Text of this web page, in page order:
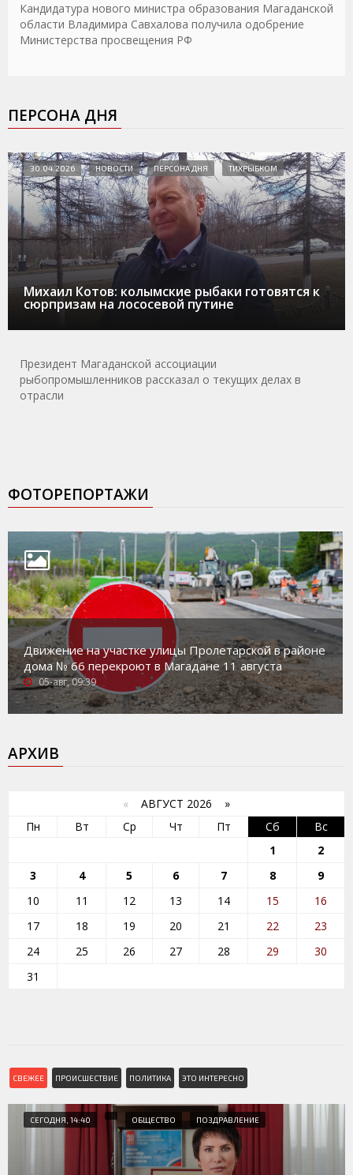
Кандидатура нового министра образования Магаданской
области Владимира Савхалова получила одобрение
Министерства просвещения РФ
ПЕРСОНА ДНЯ
Михаил Котов: колымские рыбаки готовятся к
сюрпризам на лососевой путине
30.04.2026 НОВОСТИ ПЕРСОНА ДНЯ ТИХРЫБКОМ
Президент Магаданской ассоциации
рыбопромышленников рассказал о текущих делах в
отрасли
ФОТОРЕПОРТАЖИ
Движение на участке улицы Пролетарской в районе
дома № 66 перекроют в Магадане 11 августа
05-авг, 09:39
АРХИВ
« АВГУСТ 2026 »
Пн
Вт Ср Чт Пт Сб
Вс
1
2
3
4 5 6 7 8
9
10
11 12 13 14 15
16
17
18 19 20 21 22
23
24
25 26 27 28 29
30
31
СВЕЖЕЕ ПРОИСШЕСТВИЕ ПОЛИТИКА ЭТО ИНТЕРЕСНО
СЕГОДНЯ, 14:40 ОБЩЕСТВО ПОЗДРАВЛЕНИЕ